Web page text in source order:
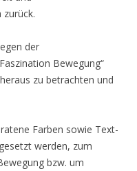
der
Bewegung“
zu betrachten und
Farben sowie Text-
werden, zum
bzw. um